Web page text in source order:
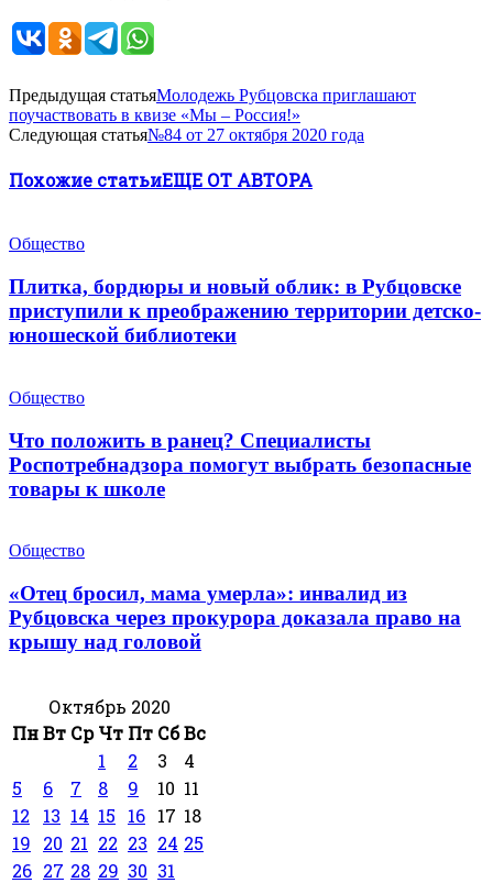
Предыдущая статьяМолодежь Рубцовска приглашают
поучаствовать в квизе «Мы – Россия!»
Следующая статья№84 от 27 октября 2020 года
Похожие статьиЕЩЕ ОТ АВТОРА
Общество
Плитка, бордюры и новый облик: в Рубцовске
приступили к преображению территории детско-
юношеской библиотеки
Общество
Что положить в ранец? Специалисты
Роспотребнадзора помогут выбрать безопасные
товары к школе
Общество
«Отец бросил, мама умерла»: инвалид из
Рубцовска через прокурора доказала право на
крышу над головой
Октябрь 2020
ПнВт Ср Чт Пт СбВс
1
2 3
4
5
6 7 8 9 10 11
12
13 14 15 16 17 18
19
20 21 22 23 24 25
26 27 28 29 30 31